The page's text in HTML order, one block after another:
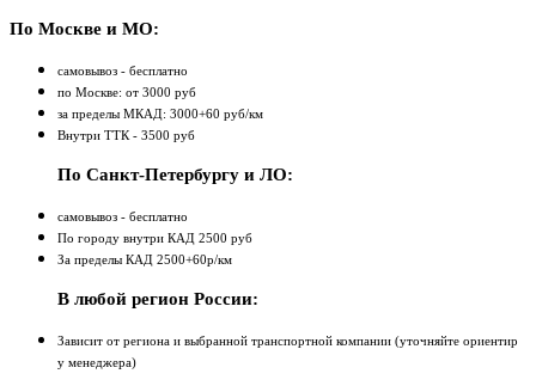
По Москве и МО:
самовывоз - бесплатно
по Москве: от 3000 руб
за пределы МКАД: 3000+60 руб/км
Внутри ТТК - 3500 руб
По Санкт-Петербургу и ЛО:
самовывоз - бесплатно
По городу внутри КАД 2500 руб
За пределы КАД 2500+60р/км
В любой регион России:
Зависит от региона и выбранной транспортной компании (уточняйте ориентир
у менеджера)